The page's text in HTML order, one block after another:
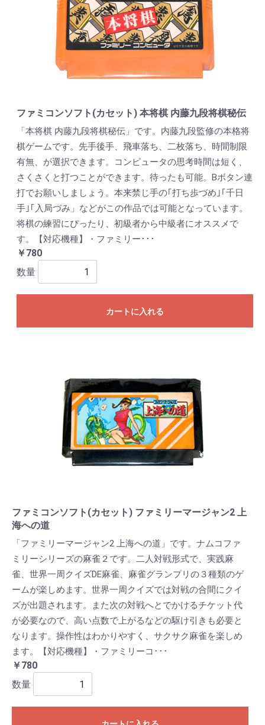
ファミコンソフト(カセット) 本将棋 内藤九段将棋秘伝
「本将棋 内藤九段将棋秘伝」です。内藤九段監修の本格将
棋ゲームです。先手後手、飛車落ち、二枚落ち、時間制限
有無、が選択できます。コンピュータの思考時間は短く、
さくさくと打つことができます。待ったも可能。Bボタン連
打でお願いしましょう。本来禁じ手の｢打ち歩づめ｣｢千日
手｣｢入局づみ」などがこの作品では可能となっています。
将棋の練習にぴったり、初級者から中級者にオススメで
す。【対応機種】・ファミリー･･･
￥780
数量
カートに入れる
ファミコンソフト(カセット) ファミリーマージャン2 上
海への道
「ファミリーマージャン2 上海への道」です。ナムコファ
ミリーシリーズの麻雀２です。二人対戦形式で、実践麻
雀、世界一周クイズDE麻雀、麻雀グランプリの３種類のゲ
ームが楽しめます。世界一周クイズでは対戦の合間にクイ
ズが出題されます。また次の対戦へとでかけるチケット代
が必要なので、高い点数で上がるなどの駆け引きも必要と
なります。操作性はわかりやすく、サクサク麻雀を楽しめ
ます。【対応機種】・ファミリーコ･･･
￥780
数量